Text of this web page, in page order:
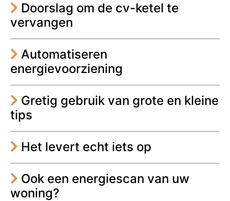
Doorslag om de cv-ketel te
vervangen
Automatiseren
energievoorziening
Gretig gebruik van grote en kleine
tips
Het levert echt iets op
Ook een energiescan van uw
woning?